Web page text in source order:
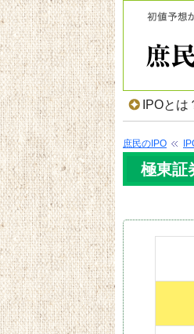
IPOとは
庶民のIPO
極東証